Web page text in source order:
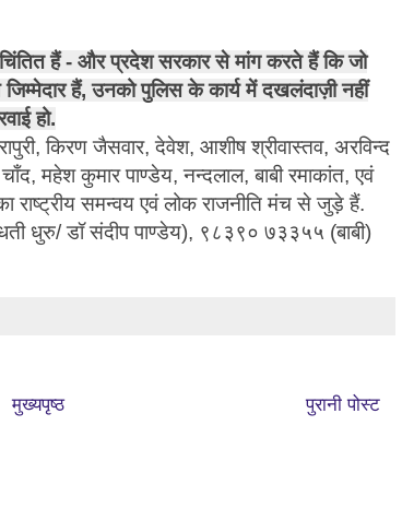
हैं - और प्रदेश सरकार से मांग करते हैं कि जो
हैं, उनको पुलिस के कार्य में दखलंदाज़ी नहीं
हो.
किरण जैसवार, देवेश, आशीष श्रीवास्तव, अरविन्द
महेश कुमार पाण्डेय, नन्दलाल, बाबी रमाकांत, एवं
राष्ट्रीय समन्वय एवं लोक राजनीति मंच से जुड़े हैं.
धुरु/ डॉ संदीप पाण्डेय), ९८३९० ७३३५५ (बाबी)
पुरानी पोस्ट
मुख्यपृष्ठ